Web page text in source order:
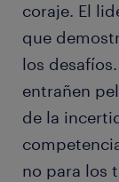
coraje. El
que
los
entrañen
de la
no para los